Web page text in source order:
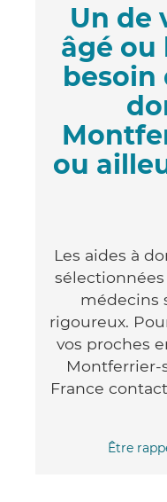
Un de
âgé ou
besoin
ou
Les aides à
médecins
rigoureux.
vos proches
Montferrier-
France
Être